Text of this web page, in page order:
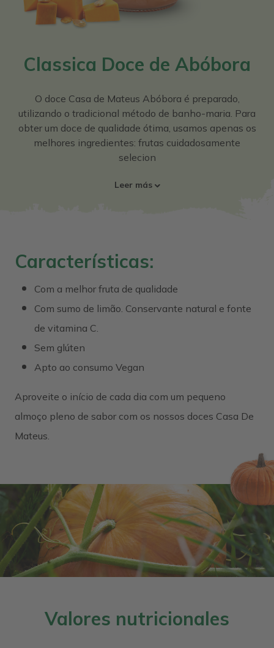
Classica Doce de Abóbora
O doce Casa de Mateus Abóbora é preparado,
utilizando o tradicional método de banho-maria. Para
obter um doce de qualidade ótima, usamos apenas os
melhores ingredientes: frutas cuidadosamente
selecion
Leer más
Características:
Com a melhor fruta de qualidade
Com sumo de limão. Conservante natural e fonte
de vitamina C.
Sem glúten
Apto ao consumo Vegan
Aproveite o início de cada dia com um pequeno
almoço pleno de sabor com os nossos doces Casa De
Mateus.
Valores nutricionales